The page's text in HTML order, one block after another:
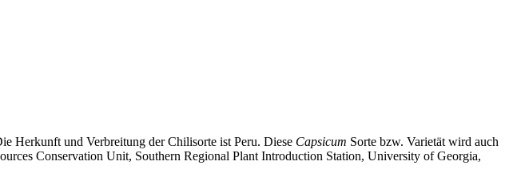
Herkunft und Verbreitung der Chilisorte ist Peru. Diese Capsicum Sorte bzw. Varietät wird auch
Conservation Unit, Southern Regional Plant Introduction Station, University of Georgia,